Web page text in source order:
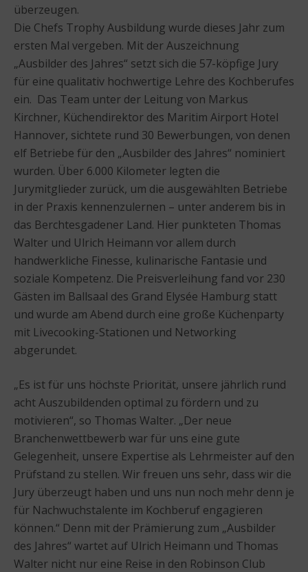
überzeugen.
Die Chefs Trophy Ausbildung wurde dieses Jahr zum
ersten Mal vergeben. Mit der Auszeichnung
„Ausbilder des Jahres“ setzt sich die 57-köpfige Jury
für eine qualitativ hochwertige Lehre des Kochberufes
ein. Das Team unter der Leitung von Markus
Kirchner, Küchendirektor des Maritim Airport Hotel
Hannover, sichtete rund 30 Bewerbungen, von denen
elf Betriebe für den „Ausbilder des Jahres“ nominiert
wurden. Über 6.000 Kilometer legten die
Jurymitglieder zurück, um die ausgewählten Betriebe
in der Praxis kennenzulernen – unter anderem bis in
das Berchtesgadener Land. Hier punkteten Thomas
Walter und Ulrich Heimann vor allem durch
handwerkliche Finesse, kulinarische Fantasie und
soziale Kompetenz. Die Preisverleihung fand vor 230
Gästen im Ballsaal des Grand Elysée Hamburg statt
und wurde am Abend durch eine große Küchenparty
mit Livecooking-Stationen und Networking
abgerundet.
„Es ist für uns höchste Priorität, unsere jährlich rund
acht Auszubildenden optimal zu fördern und zu
motivieren“, so Thomas Walter. „Der neue
Branchenwettbewerb war für uns eine gute
Gelegenheit, unsere Expertise als Lehrmeister auf den
Prüfstand zu stellen. Wir freuen uns sehr, dass wir die
Jury überzeugt haben und uns nun noch mehr denn je
für Nachwuchstalente im Kochberuf engagieren
können.“ Denn mit der Prämierung zum „Ausbilder
des Jahres“ wartet auf Ulrich Heimann und Thomas
Walter nicht nur eine Reise in den Robinson Club